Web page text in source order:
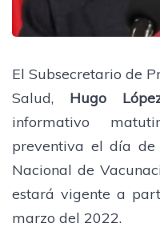
El Subsecretario de
Salud, Hugo
informativo
preventiva el día
Nacional de
estará vigente a
marzo del 2022.